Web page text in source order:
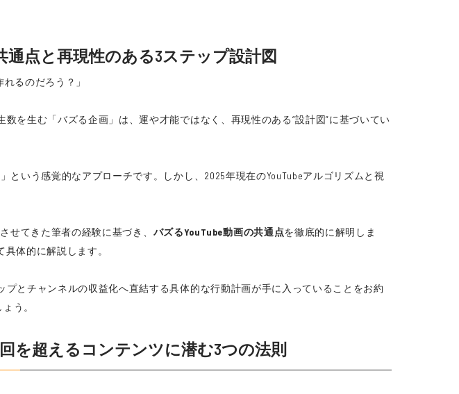
通点と再現性のある3ステップ設計図
るのだろう？」
を生む「バズる企画」は、運や才能ではなく、再現性のある“設計図”に基づいてい
いう感覚的なアプローチです。しかし、2025年現在のYouTubeアルゴリズムと視
せてきた筆者の経験に基づき、 バズるYouTube動画の共通点を徹底的に解明しま
具体的に解説します。
とチャンネルの収益化へ直結する具体的な行動計画が手に入っていることをお約
う。
を超えるコンテンツに潜む3つの法則